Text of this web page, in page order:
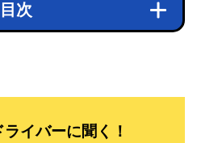
目次
イバーに聞く！